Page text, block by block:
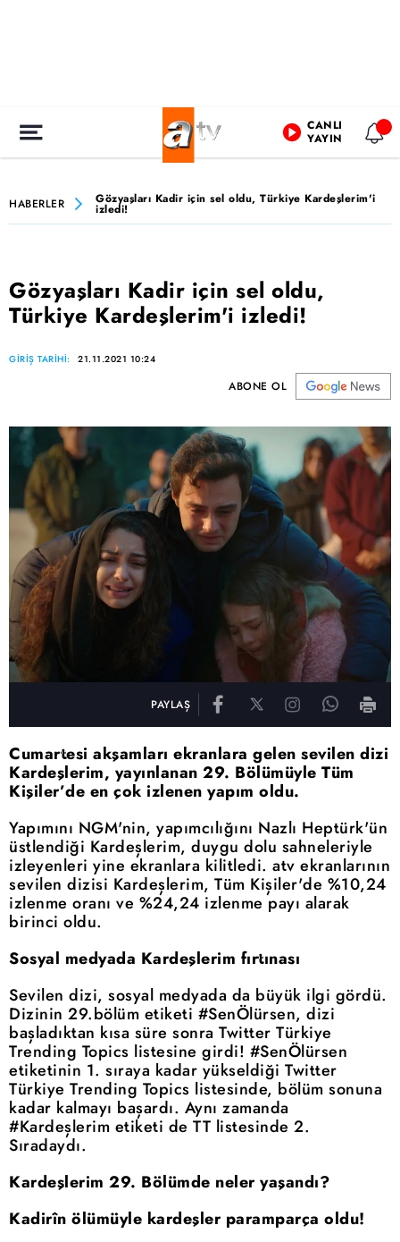
CANLI
YAYIN
HABERLER Gözyaşları Kadir için sel oldu, Türkiye Kardeşlerim'i
izledi!
Gözyaşları Kadir için sel oldu,
Türkiye Kardeşlerim'i izledi!
GİRİŞ TARİHİ: 21.11.2021 10:24
ABONE OL
PAYLAŞ
Cumartesi akşamları ekranlara gelen sevilen dizi
Kardeşlerim, yayınlanan 29. Bölümüyle Tüm
Kişiler’de en çok izlenen yapım oldu.
Yapımını NGM'nin, yapımcılığını Nazlı Heptürk'ün
üstlendiği Kardeşlerim, duygu dolu sahneleriyle
izleyenleri yine ekranlara kilitledi. atv ekranlarının
sevilen dizisi Kardeşlerim, Tüm Kişiler'de %10,24
izlenme oranı ve %24,24 izlenme payı alarak
birinci oldu.
Sosyal medyada Kardeşlerim fırtınası
Sevilen dizi, sosyal medyada da büyük ilgi gördü.
Dizinin 29.bölüm etiketi #SenÖlürsen, dizi
başladıktan kısa süre sonra Twitter Türkiye
Trending Topics listesine girdi! #SenÖlürsen
etiketinin 1. sıraya kadar yükseldiği Twitter
Türkiye Trending Topics listesinde, bölüm sonuna
kadar kalmayı başardı. Aynı zamanda
#Kardeşlerim etiketi de TT listesinde 2.
Sıradaydı.
Kardeşlerim 29. Bölümde neler yaşandı?
Kadirîn ölümüyle kardeşler paramparça oldu!